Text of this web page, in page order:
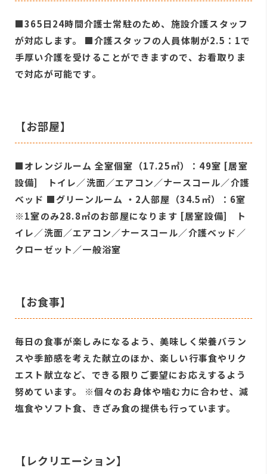
■365日24時間介護士常駐のため、施設介護スタッフ
が対応します。 ■介護スタッフの人員体制が2.5：1で
手厚い介護を受けることができますので、お看取りま
で対応が可能です。
【お部屋】
■オレンジルーム 全室個室（17.25㎡）：49室 [居室
設備] トイレ／洗面／エアコン／ナースコール／介護
ベッド ■グリーンルーム ・2人部屋（34.5㎡）：6室
※1室のみ28.8㎡のお部屋になります [居室設備] ト
イレ／洗面／エアコン／ナースコール／介護ベッド／
クローゼット／一般浴室
【お食事】
毎日の食事が楽しみになるよう、美味しく栄養バラン
スや季節感を考えた献立のほか、楽しい行事食やリク
エスト献立など、できる限りご要望にお応えするよう
努めています。 ※個々のお身体や噛む力に合わせ、減
塩食やソフト食、きざみ食の提供も行っています。
【レクリエーション】